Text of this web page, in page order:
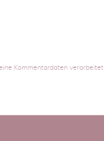
Kommentardaten verarbeitet